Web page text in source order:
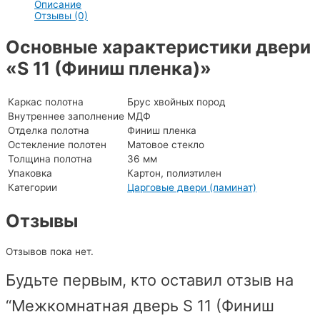
Описание
Отзывы (0)
Основные характеристики двери
«S 11 (Финиш пленка)»
Каркас полотна
Брус хвойных пород
Внутреннее заполнение МДФ
Отделка полотна
Финиш пленка
Остекление полотен
Матовое стекло
Толщина полотна
36 мм
Упаковка
Картон, полиэтилен
Категории
Царговые двери (ламинат)
Отзывы
Отзывов пока нет.
Будьте первым, кто оставил отзыв на
“Межкомнатная дверь S 11 (Финиш